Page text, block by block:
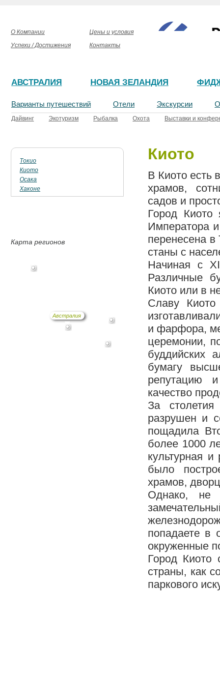
О Компании
Цены и условия
Успехи / Достижения
Контакты
АВСТРАЛИЯ НОВАЯ ЗЕЛАНДИЯ
Варианты путешествий
Дайвинг Экотуризм Рыбалка Охота Выставки и
Отели Экскурсии
Токио
Киото
Осака
Хаконе
Карта регионов
Австралия
Киото
В Киото есть
храмов,
садов и
Город Киото
Императора
перенесена в
станы с
Начиная с
Различные
Киото или в
Славу Киото
и фарфора,
церемонии,
буддийских
бумагу
репутацию
качество
За
разрушен и
пощадила
более 1000
культурная
было
храмов,
Однако, не
попадаете в
окруженные
Город Киото
страны, как
паркового